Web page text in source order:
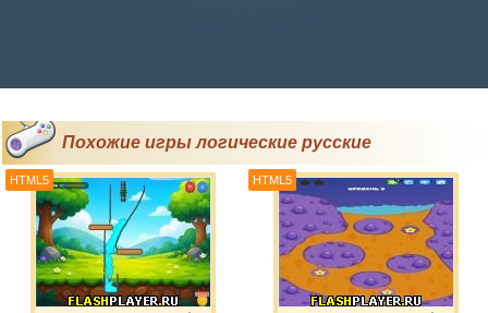
Похожие игры логические русские
HTML5 HTML5